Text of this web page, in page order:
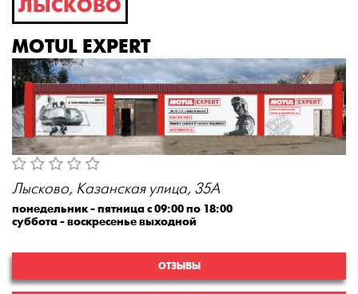
ЛЫСКОВО
MOTUL EXPERT
Лысково, Казанская улица, 35А
понедельник - пятница с 09:00 по 18:00
суббота - воскресенье выходной
ОТЗЫВЫ